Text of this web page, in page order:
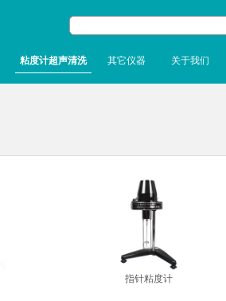
粘度计超声清洗 其它仪器 关于我们
指针粘度计